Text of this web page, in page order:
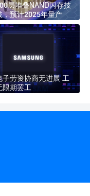
层堆叠NAND闪存技
，预计2025年量产
子劳资协商无进展 工
限期罢工